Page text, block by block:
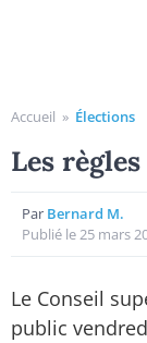
Accueil » Élections
Les
Par Bernard M.
Publié le 25 mars
Le Conseil
public